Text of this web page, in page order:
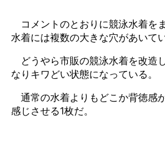
コメントのとおりに競泳水着を
水着には複数の大きな穴があいてい
どうやら市販の競泳水着を改造
なりキワどい状態になっている。
通常の水着よりもどこか背徳感
感じさせる1枚だ。